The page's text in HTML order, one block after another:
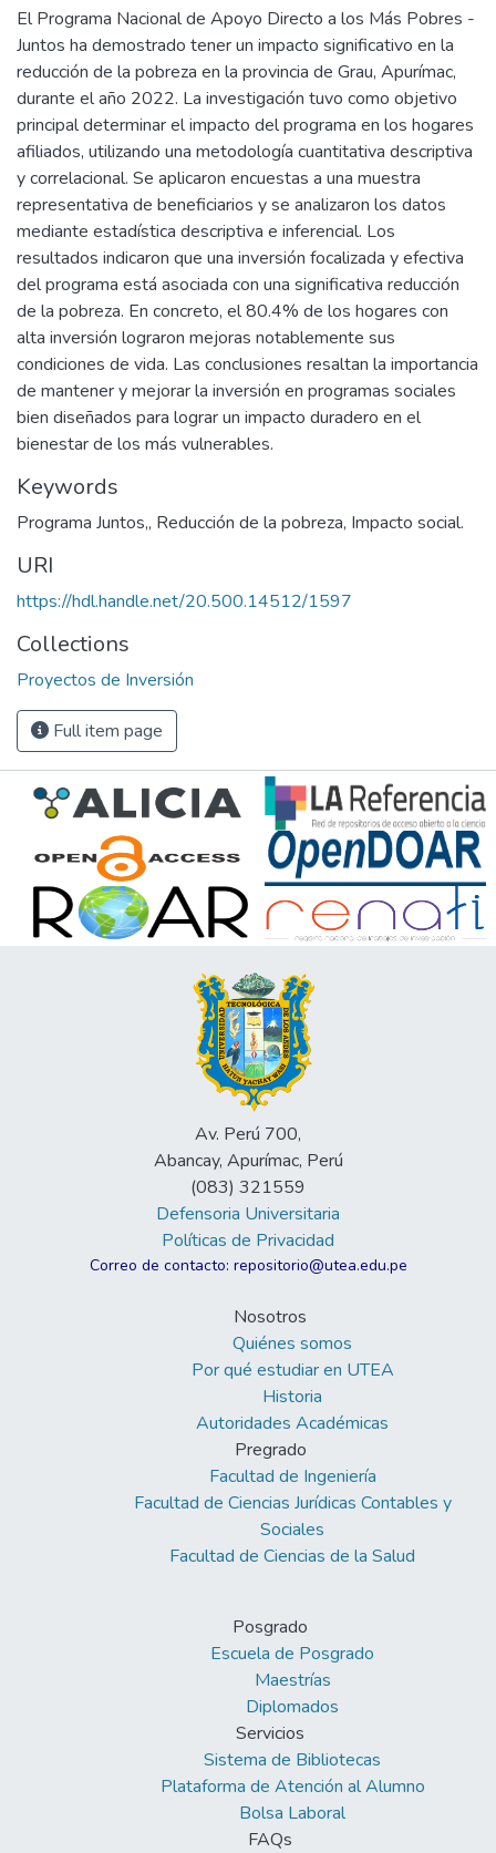
El Programa Nacional de Apoyo Directo a los Más Pobres -
Juntos ha demostrado tener un impacto significativo en la
reducción de la pobreza en la provincia de Grau, Apurímac,
durante el año 2022. La investigación tuvo como objetivo
principal determinar el impacto del programa en los hogares
afiliados, utilizando una metodología cuantitativa descriptiva
y correlacional. Se aplicaron encuestas a una muestra
representativa de beneficiarios y se analizaron los datos
mediante estadística descriptiva e inferencial. Los
resultados indicaron que una inversión focalizada y efectiva
del programa está asociada con una significativa reducción
de la pobreza. En concreto, el 80.4% de los hogares con
alta inversión lograron mejoras notablemente sus
condiciones de vida. Las conclusiones resaltan la importancia
de mantener y mejorar la inversión en programas sociales
bien diseñados para lograr un impacto duradero en el
bienestar de los más vulnerables.
Keywords
Programa Juntos,, Reducción de la pobreza, Impacto social.
URI
https://hdl.handle.net/20.500.14512/1597
Collections
Proyectos de Inversión
Full item page
Av. Perú 700,
Abancay, Apurímac, Perú
(083) 321559
Defensoria Universitaria
Políticas de Privacidad
Correo de contacto: repositorio@utea.edu.pe
Nosotros
Quiénes somos
Por qué estudiar en UTEA
Historia
Autoridades Académicas
Pregrado
Facultad de Ingeniería
Facultad de Ciencias Jurídicas Contables y
Sociales
Facultad de Ciencias de la Salud
Posgrado
Escuela de Posgrado
Maestrías
Diplomados
Servicios
Sistema de Bibliotecas
Plataforma de Atención al Alumno
Bolsa Laboral
FAQs